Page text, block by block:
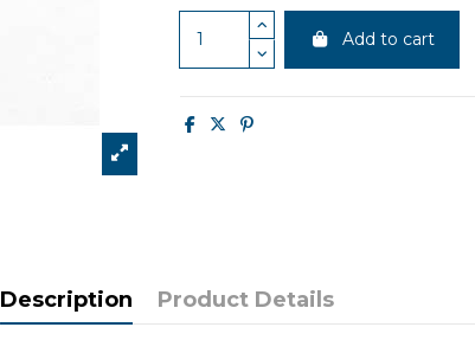
Add to cart
Description Product Details